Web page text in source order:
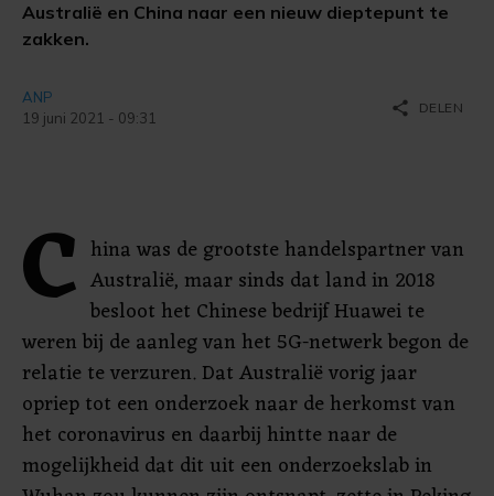
Australië en China naar een nieuw dieptepunt te
zakken.
ANP
19 juni 2021 - 09:31
share DELEN
C hina was de grootste handelspartner van
Australië, maar sinds dat land in 2018
besloot het Chinese bedrijf Huawei te
weren bij de aanleg van het 5G-netwerk begon de
relatie te verzuren. Dat Australië vorig jaar
opriep tot een onderzoek naar de herkomst van
het coronavirus en daarbij hintte naar de
mogelijkheid dat dit uit een onderzoekslab in